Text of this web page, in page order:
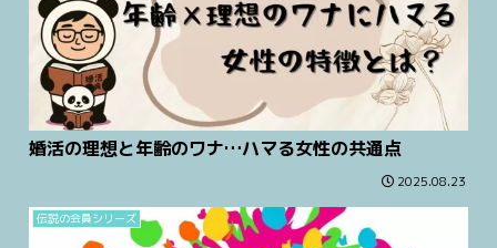
婚活の理想と年齢のワナ…ハマる女性の共通点
2025.08.23
伝説の会員シリーズ